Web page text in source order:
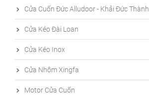
Cửa Cuốn Đức Alludoor - Khải Đức Thành
Cửa Kéo Đài Loan
Cửa Kéo Inox
Cửa Nhôm Xingfa
Motor Cửa Cuốn